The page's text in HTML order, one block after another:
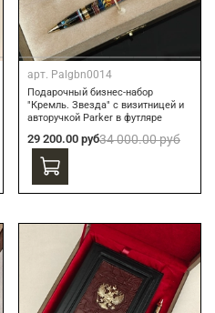
арт. Palgbn0014
Подарочный бизнес-набор
"Кремль. Звезда" с визитницей и
авторучкой Parker в футляре
29 200.00 руб34 000.00 руб